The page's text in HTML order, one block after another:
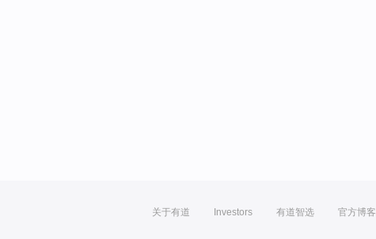
关于有道 Investors 有道智选 官方博客